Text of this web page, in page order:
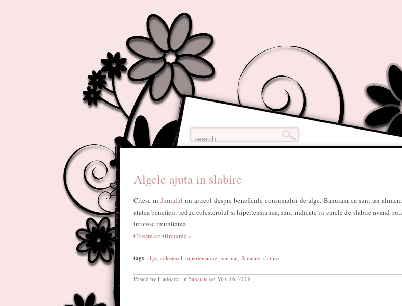
Algele ajuta in slabire
Citesc in Jurnalul un articol despre beneficiile consumului de alge. Banuiam ca sunt un
atatea beneficii: reduc colesterolul si hipertensiunea, sunt indicate in curele de slabire avand
intaresc imunitatea.
Citește continuarea »
tags: alge, colesterol, hipertensiune, marinat, Sanatate, slabire
Posted by liladoarea in Sanatate on May 16, 2008